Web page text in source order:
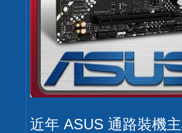
近年 ASUS 通路裝機